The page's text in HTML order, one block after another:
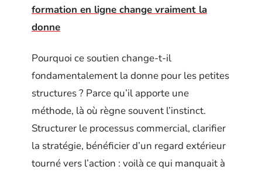
formation en ligne change vraiment la
donne
Pourquoi ce soutien change-t-il
fondamentalement la donne pour les petites
structures ? Parce qu’il apporte une
méthode, là où règne souvent l’instinct.
Structurer le processus commercial, clarifier
la stratégie, bénéficier d’un regard extérieur
tourné vers l’action : voilà ce qui manquait à